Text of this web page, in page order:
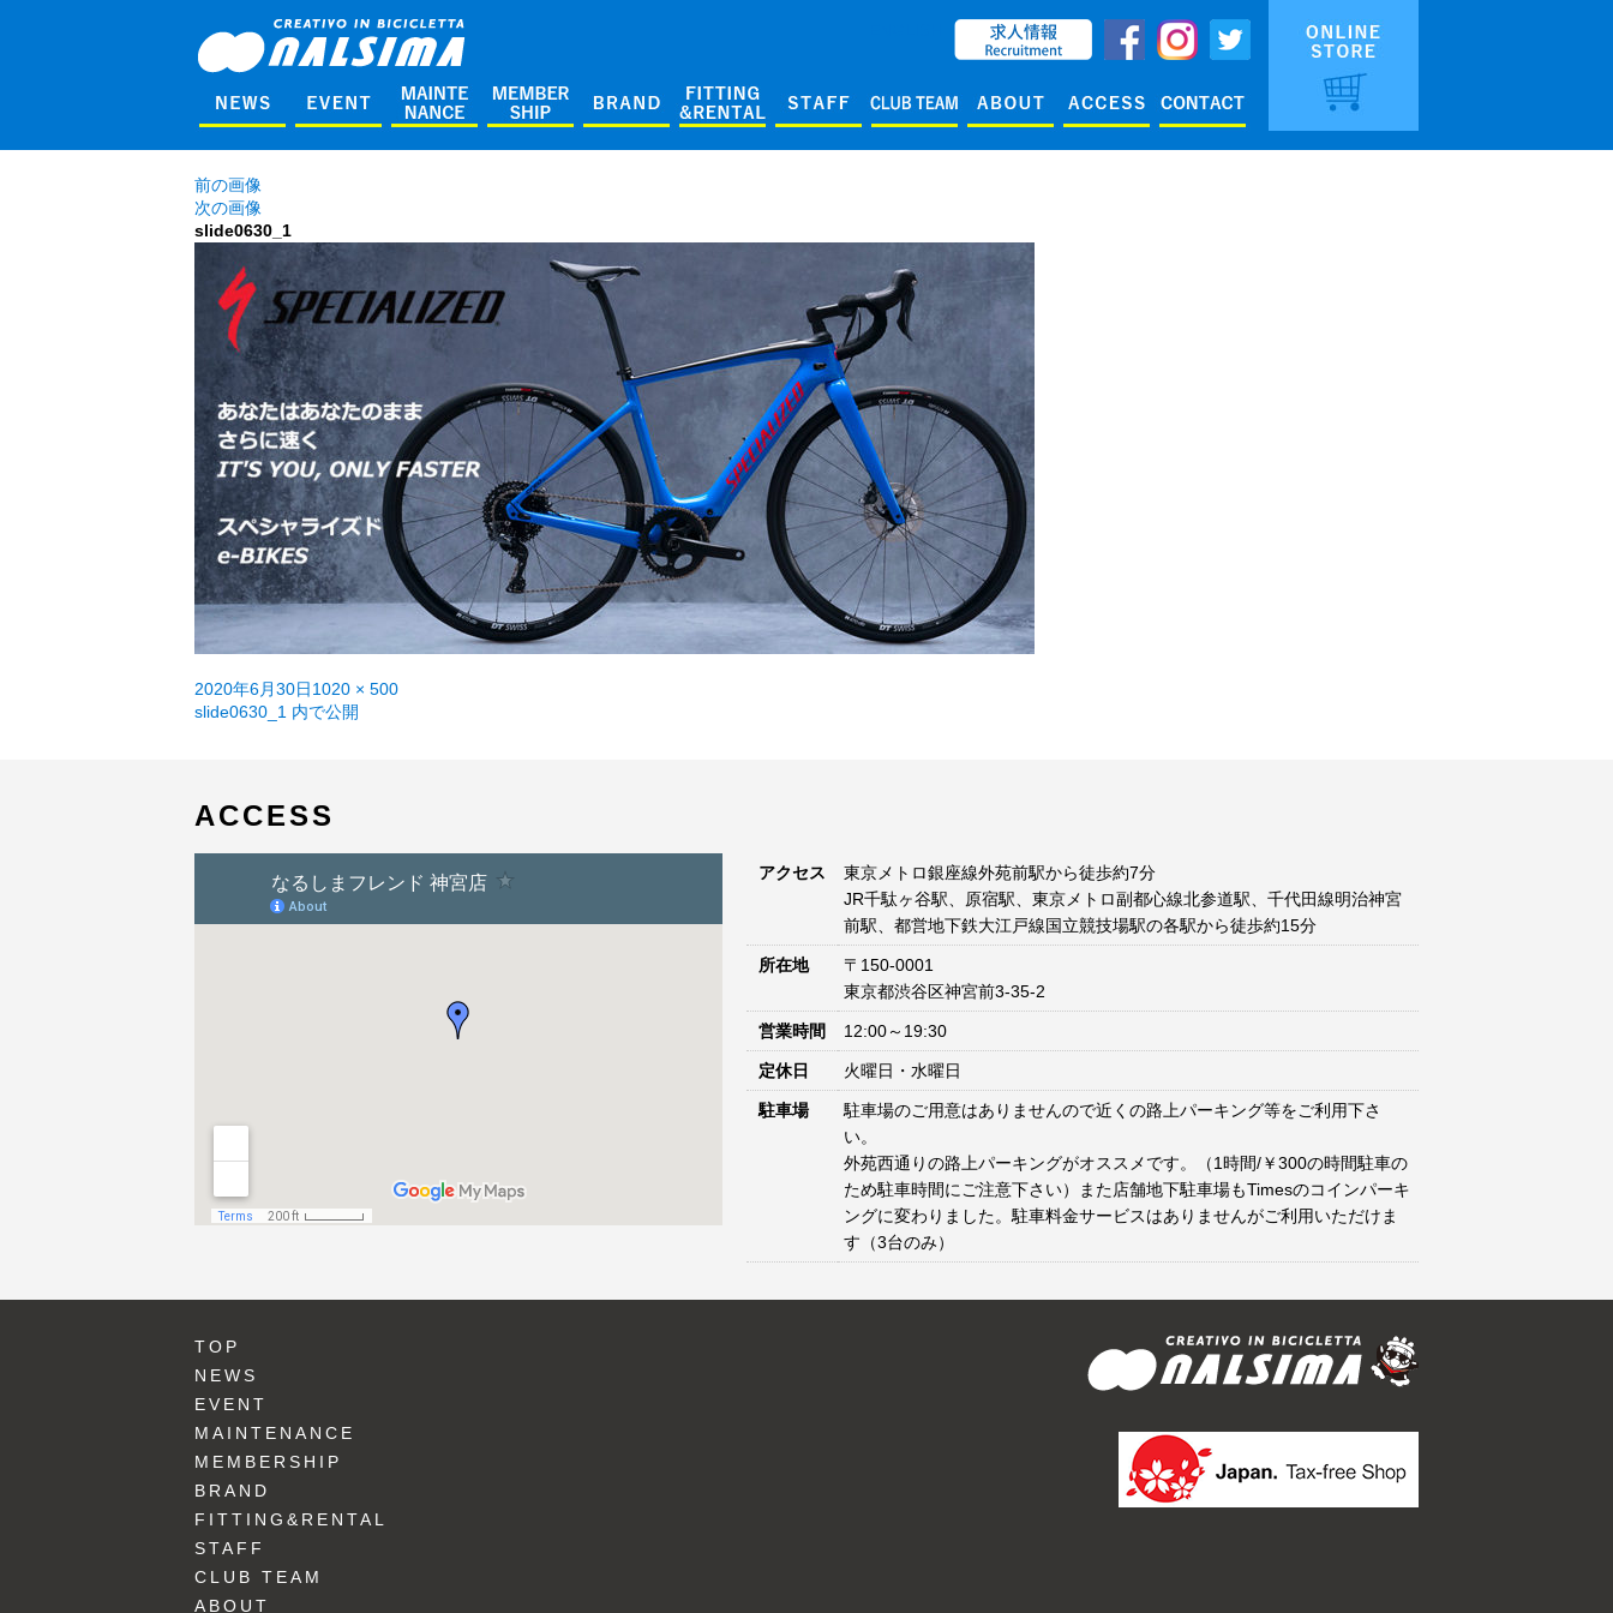
前の画像
次の画像
slide0630_1
投
稿
2020年6月30日フ
ル
1020 × 500
投
ゲ
ー
slide0630_1 内で公開
ACCESS
アクセス
東京メトロ銀座線外苑前駅から徒歩約7分
JR千駄ヶ谷駅、原宿駅、東京メトロ副都心線北参道駅、千代田線明治神宮
前駅、都営地下鉄大江戸線国立競技場駅の各駅から徒歩約15分
所在地
〒150-0001
東京都渋谷区神宮前3-35-2
営業時間 12:00～19:30
定休日 火曜日・水曜日
駐車場
駐車場のご用意はありませんので近くの路上パーキング等をご利用下さ
い。
外苑西通りの路上パーキングがオススメです。（1時間/￥300の時間駐車の
ため駐車時間にご注意下さい）また店舗地下駐車場もTimesのコインパーキ
ングに変わりました。駐車料金サービスはありませんがご利用いただけま
す（3台のみ）
TOP
NEWS
EVENT
MAINTENANCE
MEMBERSHIP
BRAND
FITTING&RENTAL
STAFF
CLUB TEAM
ABOUT